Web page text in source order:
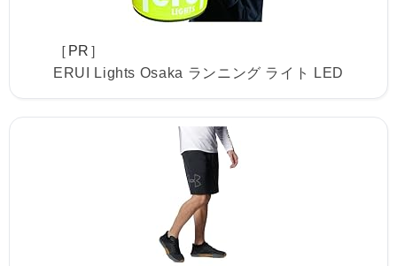
［PR］
ERUI Lights Osaka ランニング ライト LED